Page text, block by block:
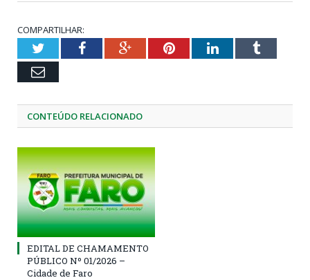
COMPARTILHAR:
TwitterFacebookGoogle+PinterestLinkedInTumblr
Email
CONTEÚDO RELACIONADO
EDITAL DE CHAMAMENTO
PÚBLICO Nº 01/2026 –
Cidade de Faro